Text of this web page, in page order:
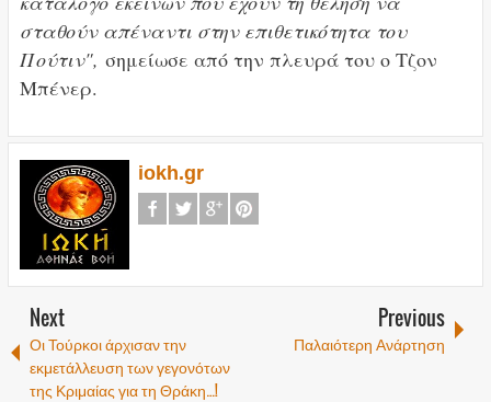
σταθούν απέναντι στην επιθετικότητα του
Πούτιν", σημείωσε από την πλευρά του ο Τζον
Μπένερ.
iokh.gr
Next
Οι Τούρκοι άρχισαν την
εκμετάλλευση των γεγονότων
της Κριμαίας για τη Θράκη…!
Previous
Παλαιότερη Ανάρτηση